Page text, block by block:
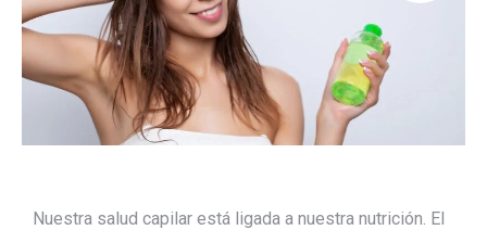
Nuestra salud capilar está ligada a nuestra nutrición. El